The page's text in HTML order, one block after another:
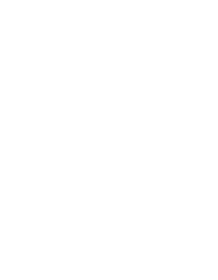
les
de